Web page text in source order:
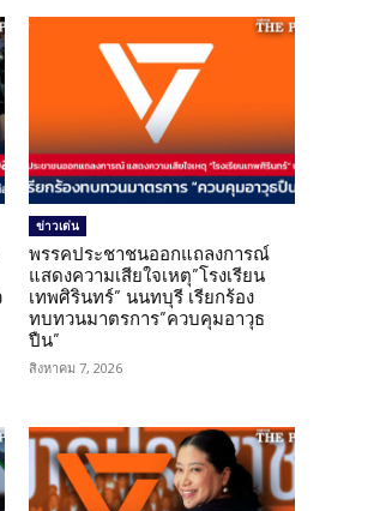
ข่าวเด่น
พรรคประชาชนออกแถลงการณ์
แสดงความเสียใจเหตุ”โรงเรียน
เทพศิรินทร์” นนทบุรี เรียกร้อง
ทบทวนมาตรการ”ควบคุมอาวุธ
ปืน”
สิงหาคม 7, 2026